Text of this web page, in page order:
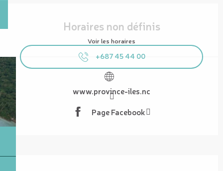
Horaires non définis
Voir les horaires
+687 45 44 00
www.province-iles.nc
Page Facebook